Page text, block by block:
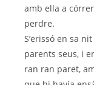
amb ella a
perdre.
S’erissó en sa
parents seus, i
ran ran paret,